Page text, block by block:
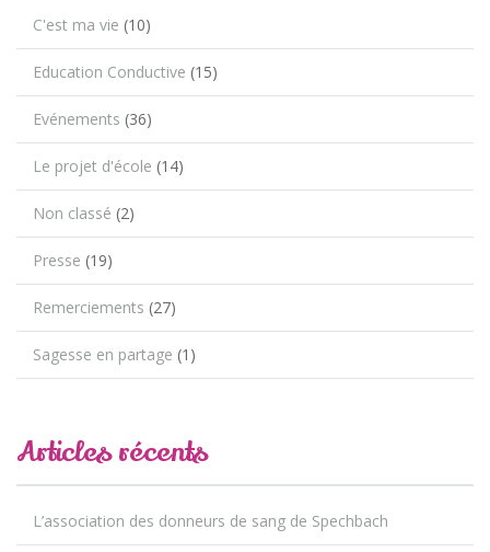
C'est ma vie (10)
Education Conductive (15)
Evénements (36)
Le projet d'école (14)
Non classé (2)
Presse (19)
Remerciements (27)
Sagesse en partage (1)
Articles récents
L’association des donneurs de sang de Spechbach